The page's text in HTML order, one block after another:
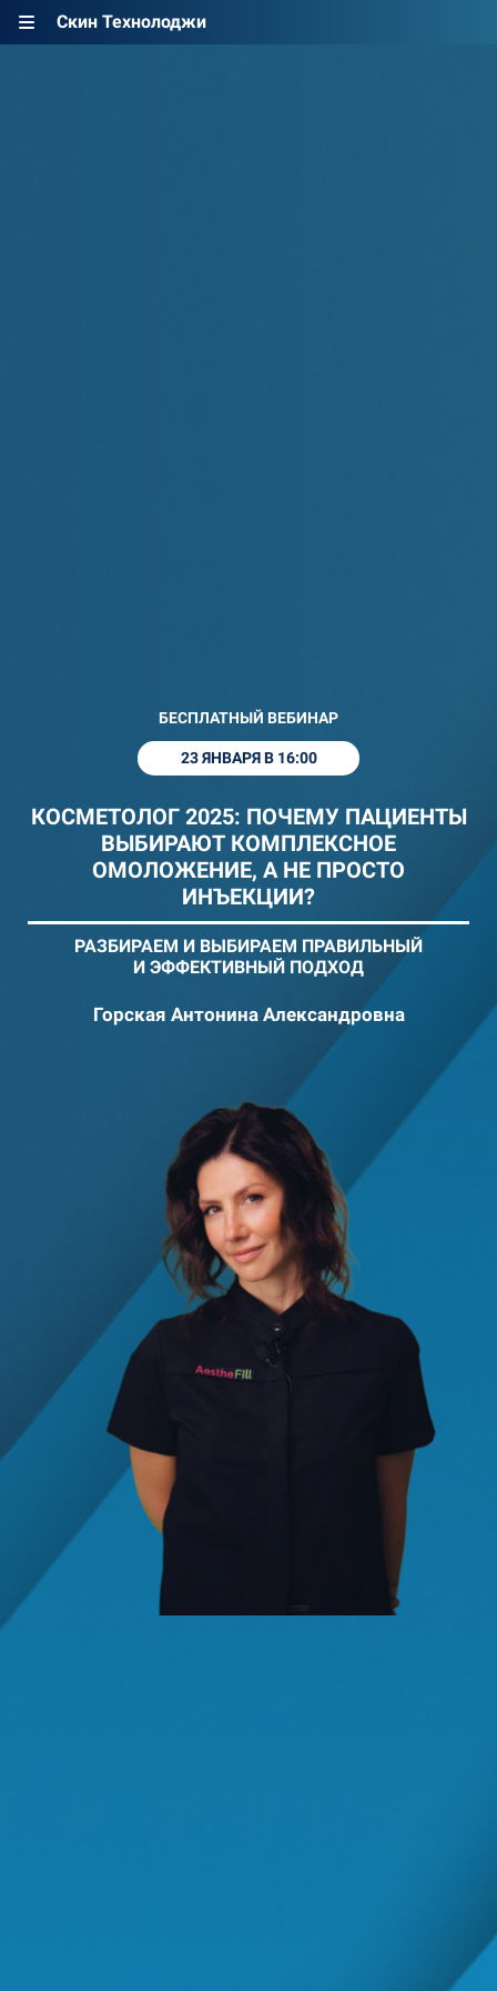
Скин Технолоджи
БЕСПЛАТНЫЙ ВЕБИНАР
23 ЯНВАРЯ В 16:00
КОСМЕТОЛОГ 2025: ПОЧЕМУ ПАЦИЕНТЫ
ВЫБИРАЮТ КОМПЛЕКСНОЕ
ОМОЛОЖЕНИЕ, А НЕ ПРОСТО
ИНЪЕКЦИИ?
РАЗБИРАЕМ И ВЫБИРАЕМ ПРАВИЛЬНЫЙ
И ЭФФЕКТИВНЫЙ ПОДХОД
Горская Антонина Александровна